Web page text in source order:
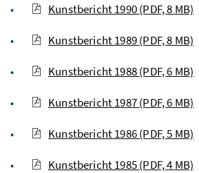
Kunstbericht 1990(PDF, 8 MB)
Kunstbericht 1989(PDF, 8 MB)
Kunstbericht 1988(PDF, 6 MB)
Kunstbericht 1987(PDF, 6 MB)
Kunstbericht 1986(PDF, 5 MB)
Kunstbericht 1985(PDF, 4 MB)